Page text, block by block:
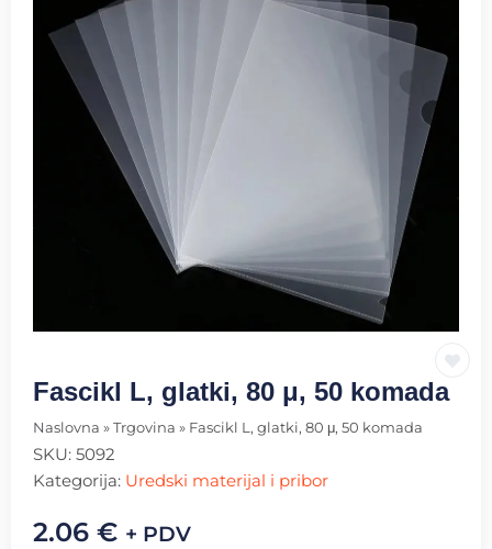
Fascikl L, glatki, 80 μ, 50 komada
Naslovna » Trgovina » Fascikl L, glatki, 80 μ, 50 komada
SKU: 5092
Kategorija: Uredski materijal i pribor
2.06 € + PDV